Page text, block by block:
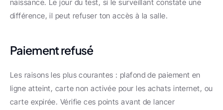
naissance. Le jour du test, si le surveillant constate une
différence, il peut refuser ton accès à la salle.
Paiement refusé
Les raisons les plus courantes : plafond de paiement en
ligne atteint, carte non activée pour les achats internet, ou
carte expirée. Vérifie ces points avant de lancer